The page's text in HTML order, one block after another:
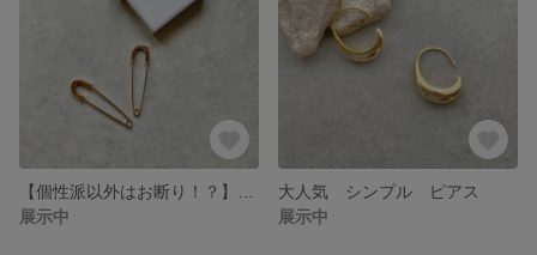
展示中
大人気 シンプル ピアス
展示中